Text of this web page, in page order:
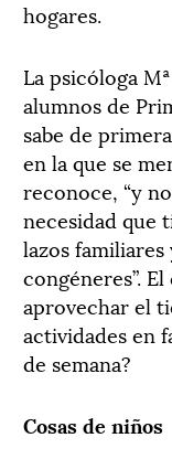
hogares.
La psicóloga
alumnos de
sabe de
en la que se
reconoce, “y
necesidad que
lazos
congéneres”.
aprovechar el
actividades en
de semana?
Cosas de niños